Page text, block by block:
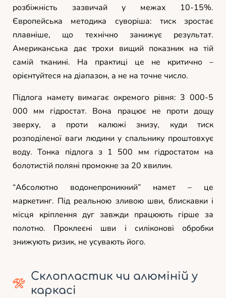
розбіжність зазвичай у межах 10-15%.
Європейська методика суворіша: тиск зростає
плавніше, що технічно занижує результат.
Американська дає трохи вищий показник на тій
самій тканині. На практиці це не критично –
орієнтуйтеся на діапазон, а не на точне число.
Підлога намету вимагає окремого рівня: 3 000-5
000 мм гідростат. Вона працює не проти дощу
зверху, а проти калюжі знизу, куди тиск
розподіленої ваги людини у спальнику проштовхує
воду. Тонка підлога з 1 500 мм гідростатом на
болотистій поляні промокне за 20 хвилин.
“Абсолютно водонепроникний” намет – це
маркетинг. Під реальною зливою шви, блискавки і
місця кріплення дуг завжди працюють гірше за
полотно. Проклеєні шви і силіконові обробки
знижують ризик, не усувають його.
Склопластик чи алюміній у
каркасі